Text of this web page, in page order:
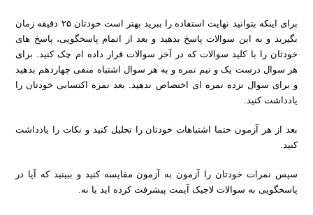
برای اینکه بتوانید نهایت استفاده را ببرید بهتر است خودتان ۲۵ دقیقه زمان
بگیرید و به این سوالات پاسخ بدهید و بعد از اتمام پاسخگویی، پاسخ های
خودتان را با کلید سوالات که در آخر سوالات قرار داده ام چک کنید. برای
هر سوال درست یک و نیم نمره و به هر سوال اشتباه منفی چهاردهم بدهید
و برای سوال نزده نمره ای اختصاص ندهید. بعد نمره اکتسابی خودتان را
یادداشت کنید.
بعد از هر آزمون حتما اشتباهات خودتان را تحلیل کنید و نکات را یادداشت
کنید.
سپس نمرات خودتان را آزمون به آزمون مقایسه کنید و ببینید که آیا در
پاسخگویی به سوالات لاجیک آیمت پیشرفت کرده اید یا نه.